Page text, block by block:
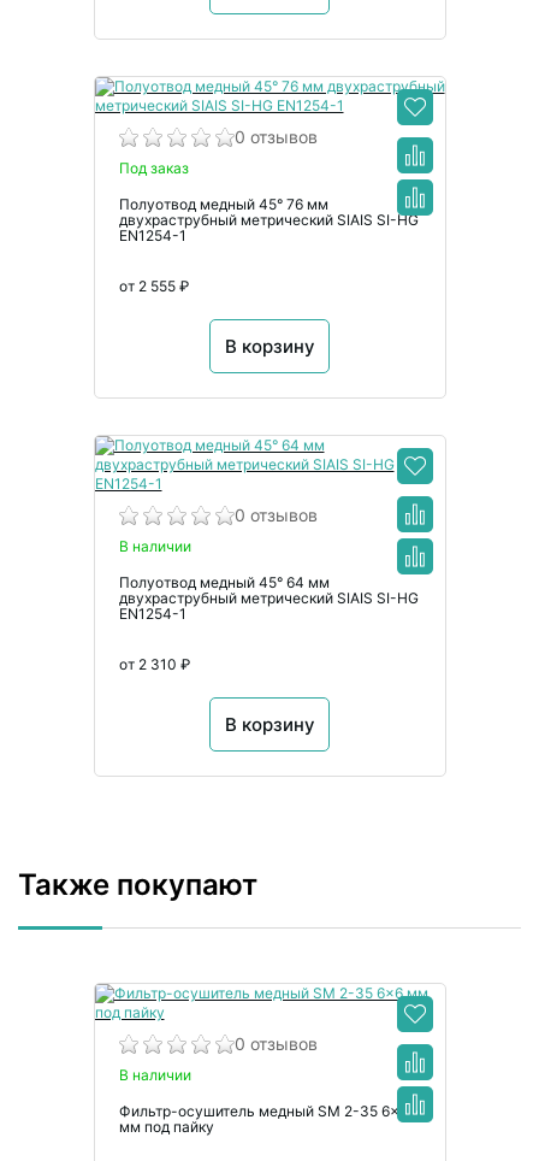
0 отзывов
Под заказ
Полуотвод медный 45° 76 мм
двухраструбный метрический SIAIS SI-HG
EN1254-1
от 2 555 ₽
В корзину
0 отзывов
В наличии
Полуотвод медный 45° 64 мм
двухраструбный метрический SIAIS SI-HG
EN1254-1
от 2 310 ₽
В корзину
Также покупают
0 отзывов
В наличии
Фильтр-осушитель медный SM 2-35 6×6
мм под пайку